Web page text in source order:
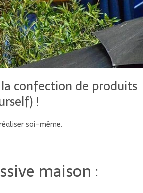
la confection de produits
!
soi-même.
maison :